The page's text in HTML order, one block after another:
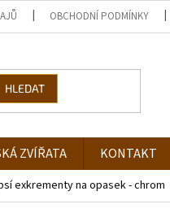
OBCHODNÍ PODMÍNKY
HLEDAT
ZVÍŘATA KONTAKT
exkrementy na opasek - chrom